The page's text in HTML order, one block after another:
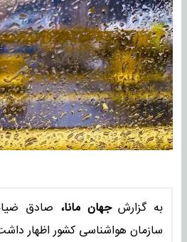
به گزارشجهان مانا، صادق
سازمان هواشناسی کشور اظهار